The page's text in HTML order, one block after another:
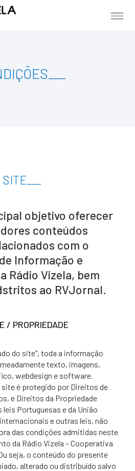
SITE
objetivo oferecer
conteúdos
com o
Informação e
Rádio Vizela, bem
ao RVJornal.
/ PROPRIEDADE
do site", toda a informação
texto, imagens,
webdesign e software.
é protegido por Direitos de
e Direitos da Propriedade
leis Portuguesas e da União
e outras leis, não
das condições admitidas neste
da Rádio Vizela – Cooperativa
seja, o conteúdo do presente
alterado ou distribuído salvo